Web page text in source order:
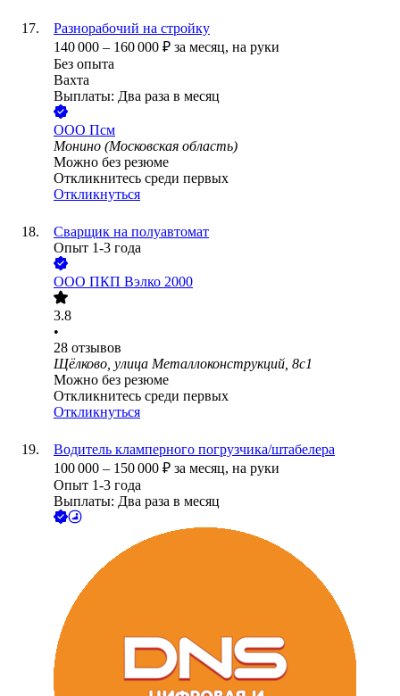
Разнорабочий на стройку
140 000 – 160 000 ₽ за месяц, на руки
Без опыта
Вахта
Выплаты: Два раза в месяц
ООО Псм
Монино (Московская область)
Можно без резюме
Откликнитесь среди первых
Откликнуться
Сварщик на полуавтомат
Опыт 1-3 года
ООО ПКП Вэлко 2000
3.8
•
28 отзывов
Щёлково, улица Металлоконструкций, 8с1
Можно без резюме
Откликнитесь среди первых
Откликнуться
Водитель кламперного погрузчика/штабелера
100 000 – 150 000 ₽ за месяц, на руки
Опыт 1-3 года
Выплаты: Два раза в месяц